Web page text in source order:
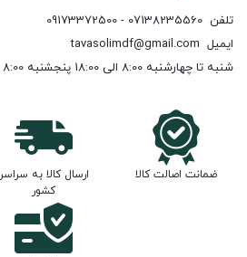
تلفن 07138235560 - 09173372500
ایمیل tavasolimdf@gmail.com
شنبه تا چهارشنبه 8:00 الی 18:00 پنجشنبه 8:00 الی 13:00
ضمانت اصالت کالا
ارسال کالا به سراسر
کشور